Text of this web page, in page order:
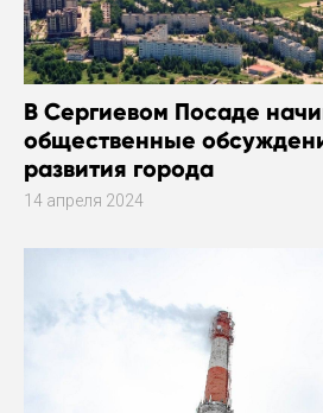
В Сергиевом Посаде
общественные
развития города
14 апреля 2024